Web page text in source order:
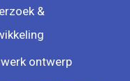
&
ontwerp